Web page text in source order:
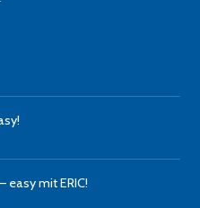
easy mit ERIC!